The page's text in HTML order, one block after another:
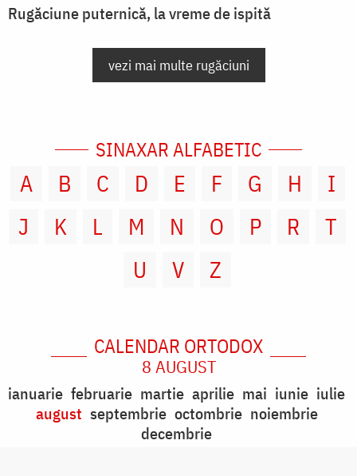
Rugăciune puternică, la vreme de ispită
vezi mai multe rugăciuni
SINAXAR ALFABETIC
A B C D E F G H
I
J
K L M N O P R
T
U
V Z
CALENDAR ORTODOX
8 AUGUST
ianuarie februarie martie aprilie mai iunie iulie
august septembrie octombrie noiembrie
decembrie